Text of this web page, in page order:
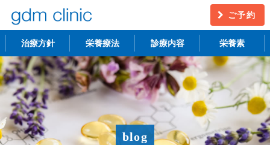
ご予約
治療方針 栄養療法 診療内容
不妊治療 うつ・慢性疲労
アンチエイジング 更年期障害
アトピー性皮膚炎 ニキビ・シミ
栄養素
blog